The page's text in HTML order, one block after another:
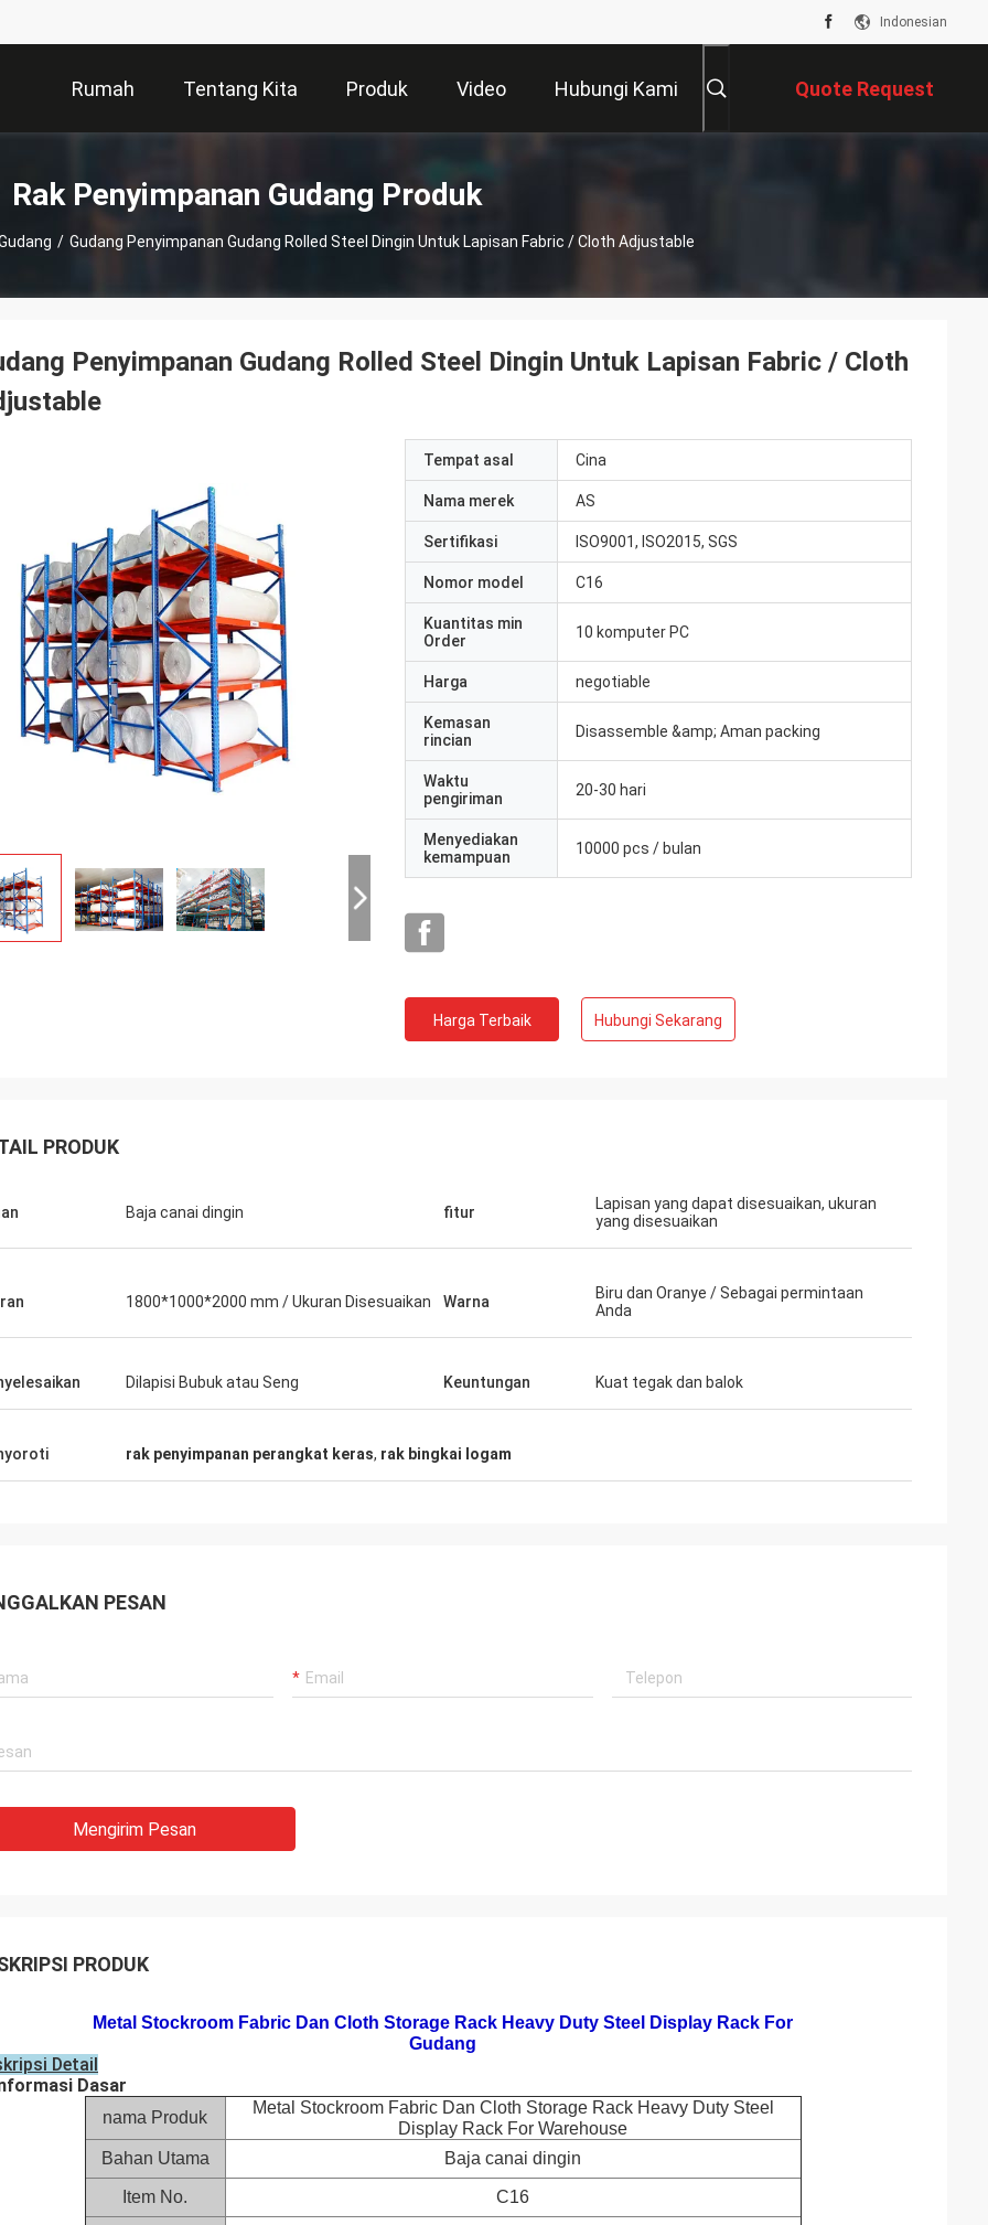
Indonesian
Rumah Tentang Kita Produk Video Hubungi Kami Quote Request
Rak Penyimpanan Gudang Produk
/ Gudang Penyimpanan Gudang Rolled Steel Dingin Untuk Lapisan Fabric / Cloth Adjustable
Fernando
olahraga saya terlihat tertib
nanti.
toko pakaian saya. Sangat atraktif dan
Penyimpanan Gudang Rolled Steel Dingin Untuk Lapisan Fabric / Cloth
Tempat asal Cina
Nama merek AS
Sertifikasi ISO9001, ISO2015, SGS
Nomor model C16
Kuantitas min
Order
10 komputer PC
Harga negotiable
Kemasan
rincian
Disassemble &amp; Aman packing
Waktu
pengiriman
20-30 hari
Menyediakan
kemampuan
10000 pcs / bulan
Harga Terbaik Hubungi Sekarang
PRODUK
Baja canai dingin fitur
Lapisan yang dapat disesuaikan, ukuran
yang disesuaikan
1800*1000*2000 mm / Ukuran Disesuaikan Warna
Biru dan Oranye / Sebagai permintaan
Anda
Dilapisi Bubuk atau Seng Keuntungan Kuat tegak dan balok
rak penyimpanan perangkat keras, rak bingkai logam
PESAN
Mengirim Pesan
PRODUK
Metal Stockroom Fabric Dan Cloth Storage Rack Heavy Duty Steel Display Rack For
Gudang
Detail
Dasar
nama Produk
Metal Stockroom Fabric Dan Cloth Storage Rack Heavy Duty Steel
Display Rack For Warehouse
Bahan Utama
Baja canai dingin
Item No. C16